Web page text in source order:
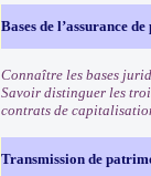
Bases de l’assurance de
Connaître les bases
Savoir distinguer les
contrats de
Transmission de